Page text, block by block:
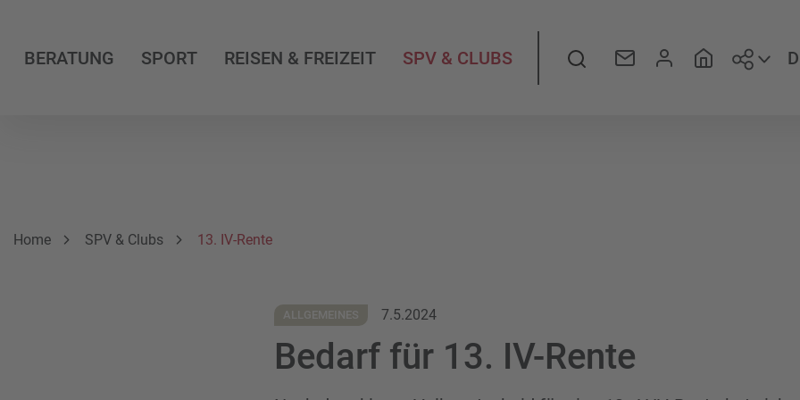
BERATUNG SPORT REISEN & FREIZEIT SPV & CLUBS Suche
Breadcrumbnavigation
Sie befinden sich hier:
Home SPV & Clubs 13. IV-Rente
ALLGEMEINES 7.5.2024
Bedarf für 13. IV-Rente